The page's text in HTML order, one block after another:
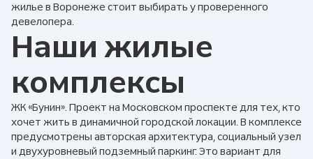
жилье в Воронеже стоит выбирать у проверенного
девелопера.
Наши жилые
комплексы
ЖК «Бунин». Проект на Московском проспекте для тех, кто
хочет жить в динамичной городской локации. В комплексе
предусмотрены авторская архитектура, социальный узел
и двухуровневый подземный паркинг. Это вариант для